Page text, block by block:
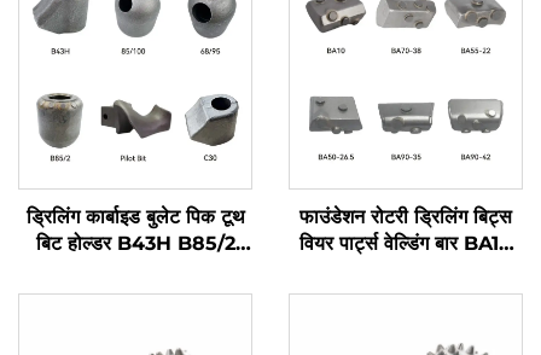
ड्रिलिंग कार्बाइड बुलेट पिक टूथ
बिट होल्डर B43H B85/2
C30
फाउंडेशन रोटरी ड्रिलिंग बिट्स
वियर पार्ट्स वेल्डिंग बार BA10
BA90-35 BA55-22